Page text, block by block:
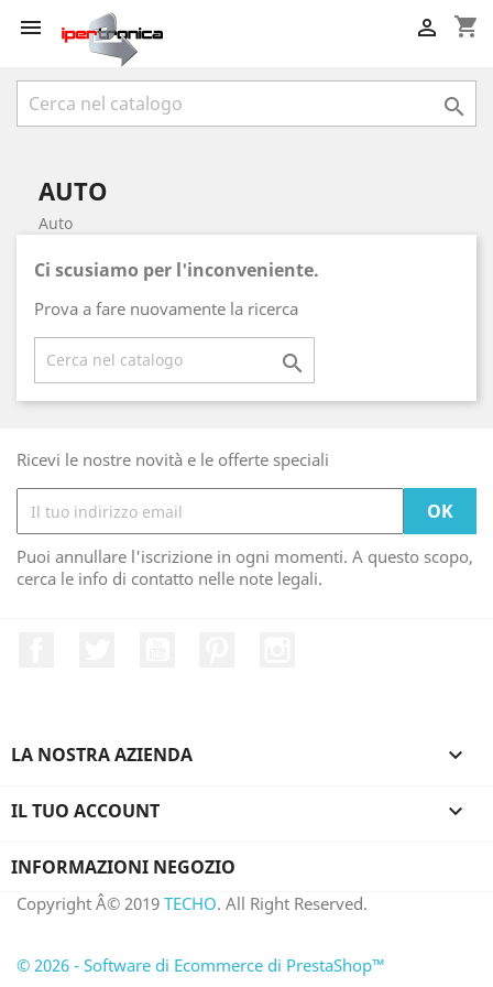
 shopping_cart


AUTO
Auto
Ci scusiamo per l'inconveniente.
Prova a fare nuovamente la ricerca

Ricevi le nostre novità e le offerte speciali
Puoi annullare l'iscrizione in ogni momenti. A questo scopo,
cerca le info di contatto nelle note legali.
LA NOSTRA AZIENDA 
IL TUO ACCOUNT 
INFORMAZIONI NEGOZIO
Copyright Â© 2019 TECHO. All Right Reserved.
© 2026 - Software di Ecommerce di PrestaShop™